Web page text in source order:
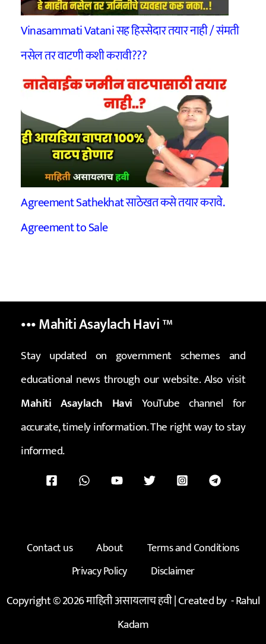
Vinasammati Vatani सह हिस्सेदार तयार नाही / संमती
नसेल तर वाटणी कशी करावी???
Agreement Sathekhat साठेखत कसे तयार करावे.
Agreement to Sale
••• Mahiti Asaylach Havi™
Stay updated on government schemes and
educational news through our website. Also visit
Mahiti Asaylach Havi YouTube channel for
accurate, timely information. The right way to stay
informed.
Contact us About
Terms and Conditions
Privacy Policy
Disclaimer
Copyright © 2026 माहिती असायलाच हवी | Created by -Rahul
Kadam